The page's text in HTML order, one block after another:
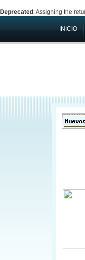
Deprecated : Assigning the
INICIO